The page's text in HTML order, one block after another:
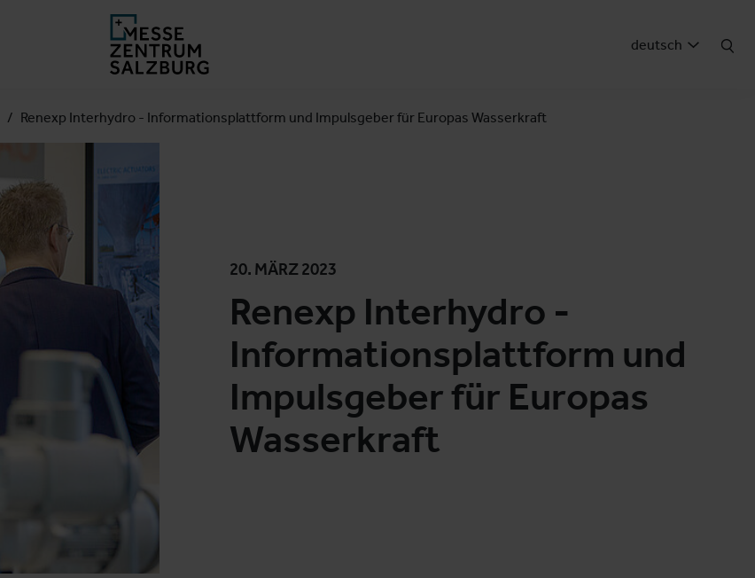
deutsch
Renexp Interhydro - Informationsplattform und Impulsgeber für Europas Wasserkraft
20. MÄRZ 2023
Renexp Interhydro -
Informationsplattform und
Impulsgeber für Europas
Wasserkraft